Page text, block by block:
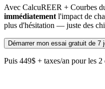
Avec CalcuREER + Courbes
immédiatement l'impact de
plus d'hésitation — juste des
Démarrer mon essai gratuit de 7
Puis 449$ + taxes/an pour les 2